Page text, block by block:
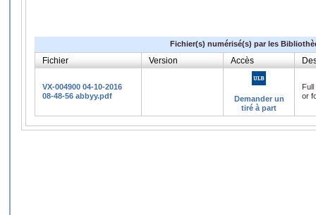
Fichier(s) numérisé(s) par les
Fichier Version Accès
VX-004900 04-10-2016
08-48-56 abbyy.pdf
Demander un
tiré à part
or